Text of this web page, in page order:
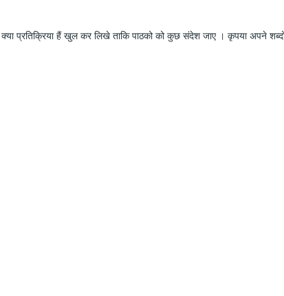
प्रतिक्रिया हैं खुल कर लिखे ताकि पाठको को कुछ संदेश जाए । कृपया अपने शब्दों